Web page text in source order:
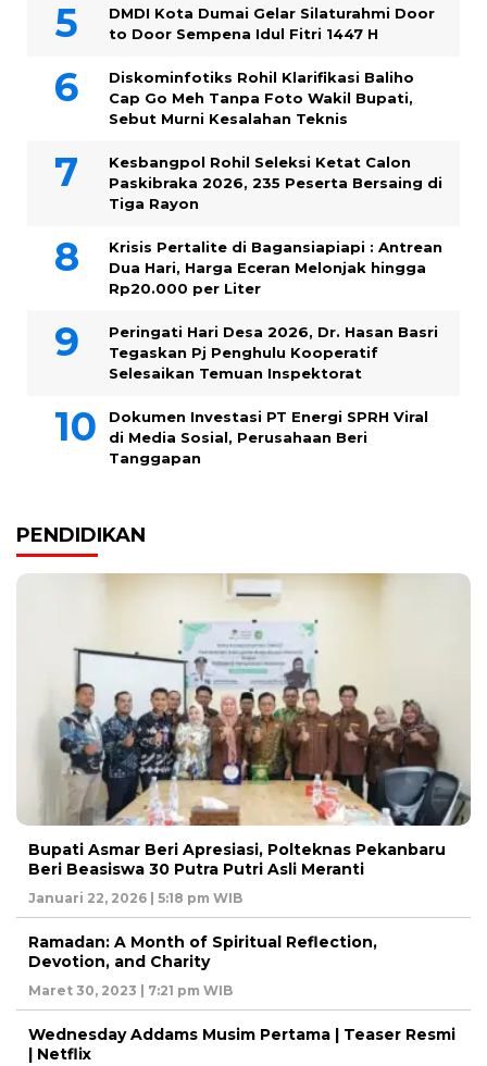
DMDI Kota Dumai Gelar Silaturahmi Door
to Door Sempena Idul Fitri 1447 H
Diskominfotiks Rohil Klarifikasi Baliho
Cap Go Meh Tanpa Foto Wakil Bupati,
Sebut Murni Kesalahan Teknis
Kesbangpol Rohil Seleksi Ketat Calon
Paskibraka 2026, 235 Peserta Bersaing di
Tiga Rayon
Krisis Pertalite di Bagansiapiapi : Antrean
Dua Hari, Harga Eceran Melonjak hingga
Rp20.000 per Liter
Peringati Hari Desa 2026, Dr. Hasan Basri
Tegaskan Pj Penghulu Kooperatif
Selesaikan Temuan Inspektorat
Dokumen Investasi PT Energi SPRH Viral
di Media Sosial, Perusahaan Beri
Tanggapan
PENDIDIKAN
Bupati Asmar Beri Apresiasi, Polteknas Pekanbaru
Beri Beasiswa 30 Putra Putri Asli Meranti
Januari 22, 2026 | 5:18 pm WIB
Ramadan: A Month of Spiritual Reflection,
Devotion, and Charity
Maret 30, 2023 | 7:21 pm WIB
Wednesday Addams Musim Pertama | Teaser Resmi
| Netflix